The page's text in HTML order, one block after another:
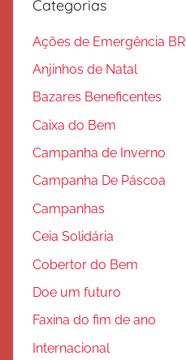
Categorias
Ações de Emergência BR
Anjinhos de Natal
Bazares Beneficentes
Caixa do Bem
Campanha de Inverno
Campanha De Páscoa
Campanhas
Ceia Solidária
Cobertor do Bem
Doe um futuro
Faxina do fim de ano
Internacional